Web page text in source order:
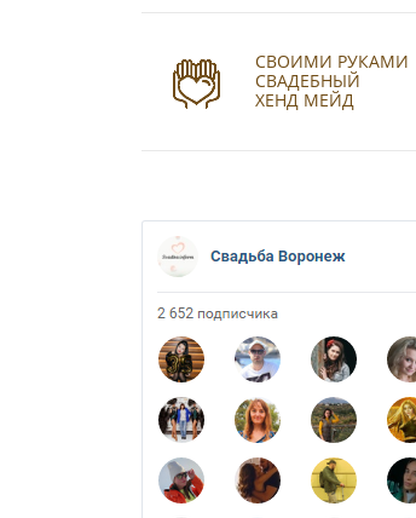
СВОИМИ РУКАМИ
СВАДЕБНЫЙ
ХЕНД МЕЙД